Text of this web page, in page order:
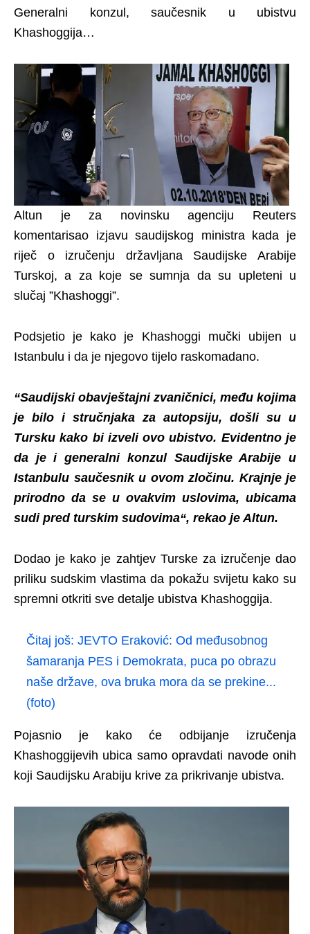
Generalni konzul, saučesnik u ubistvu
Khashoggija…
Altun je za novinsku agenciju Reuters
komentarisao izjavu saudijskog ministra kada je
riječ o izručenju državljana Saudijske Arabije
Turskoj, a za koje se sumnja da su upleteni u
slučaj ”Khashoggi”.
Podsjetio je kako je Khashoggi mučki ubijen u
Istanbulu i da je njegovo tijelo raskomadano.
“Saudijski obavještajni zvaničnici, među kojima
je bilo i stručnjaka za autopsiju, došli su u
Tursku kako bi izveli ovo ubistvo. Evidentno je
da je i generalni konzul Saudijske Arabije u
Istanbulu saučesnik u ovom zločinu. Krajnje je
prirodno da se u ovakvim uslovima, ubicama
sudi pred turskim sudovima“, rekao je Altun.
Dodao je kako je zahtjev Turske za izručenje dao
priliku sudskim vlastima da pokažu svijetu kako su
spremni otkriti sve detalje ubistva Khashoggija.
Čitaj još: JEVTO Eraković: Od međusobnog
šamaranja PES i Demokrata, puca po obrazu
naše države, ova bruka mora da se prekine...
(foto)
Pojasnio je kako će odbijanje izručenja
Khashoggijevih ubica samo opravdati navode onih
koji Saudijsku Arabiju krive za prikrivanje ubistva.